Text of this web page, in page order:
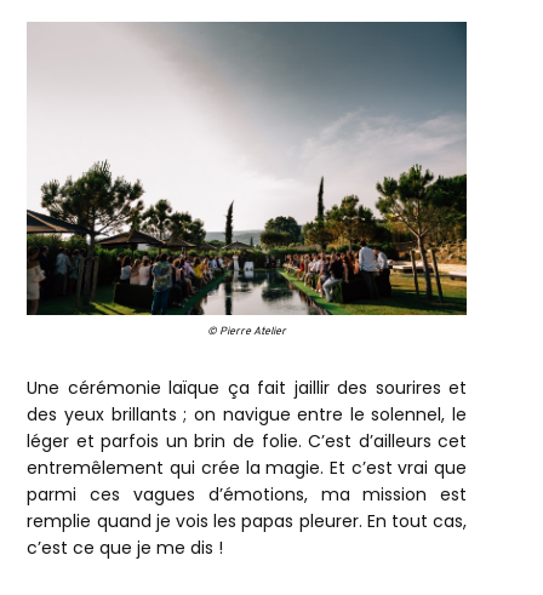
© Pierre Atelier
Une cérémonie laïque ça fait jaillir des sourires et
des yeux brillants ; on navigue entre le solennel, le
léger et parfois un brin de folie. C’est d’ailleurs cet
entremêlement qui crée la magie. Et c’est vrai que
parmi ces vagues d’émotions, ma mission est
remplie quand je vois les papas pleurer. En tout cas,
c’est ce que je me dis !